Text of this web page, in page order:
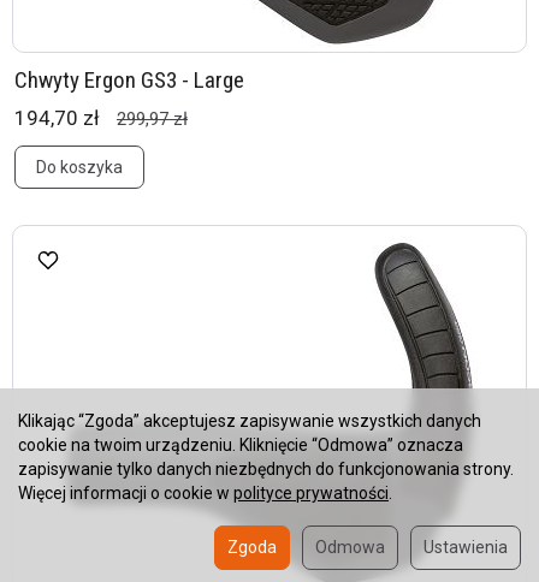
Chwyty Ergon GS3 - Large
194,70 zł 299,97 zł
Do koszyka
Klikając “Zgoda” akceptujesz zapisywanie wszystkich danych
cookie na twoim urządzeniu. Kliknięcie “Odmowa” oznacza
zapisywanie tylko danych niezbędnych do funkcjonowania strony.
Więcej informacji o cookie w polityce prywatności
Ustawienia
Odmowa
Zgoda